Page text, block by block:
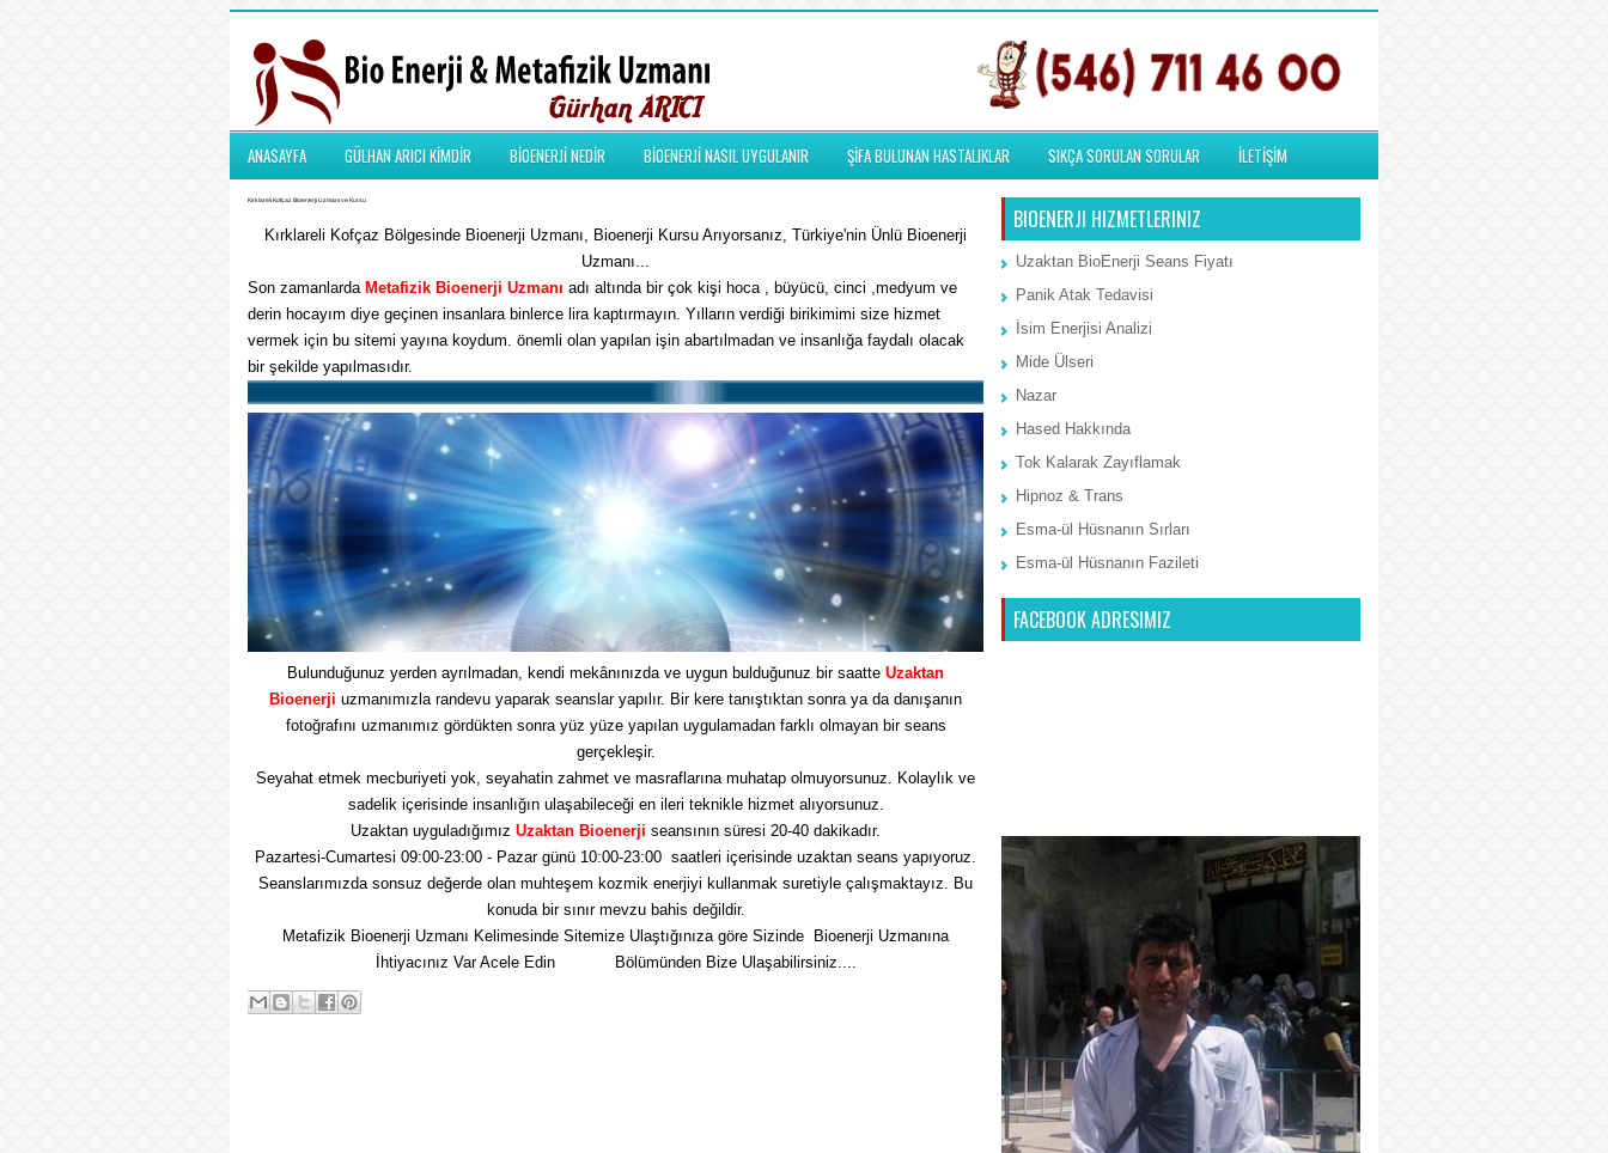
ANASAYFA GÜLHAN ARICI KİMDİR BİOENERJİ NEDİR BİOENERJİ NASIL UYGULANIR ŞİFA BULUNAN HASTALIKLAR SIKÇA SORULAN SORULAR İLETİŞİM
Kırklareli Kofçaz Bioenerji Uzmanı ve Kursu
Kırklareli Kofçaz Bölgesinde Bioenerji Uzmanı, Bioenerji Kursu Arıyorsanız, Türkiye'nin Ünlü Bioenerji
Uzmanı...
Son zamanlarda Metafizik Bioenerji Uzmanı adı altında bir çok kişi hoca , büyücü, cinci ,medyum ve
derin hocayım diye geçinen insanlara binlerce lira kaptırmayın. Yılların verdiği birikimimi size hizmet
vermek için bu sitemi yayına koydum. önemli olan yapılan işin abartılmadan ve insanlığa faydalı olacak
bir şekilde yapılmasıdır.
Bulunduğunuz yerden ayrılmadan, kendi mekânınızda ve uygun bulduğunuz bir saatte Uzaktan
Bioenerji uzmanımızla randevu yaparak seanslar yapılır. Bir kere tanıştıktan sonra ya da danışanın
fotoğrafını uzmanımız gördükten sonra yüz yüze yapılan uygulamadan farklı olmayan bir seans
gerçekleşir.
Seyahat etmek mecburiyeti yok, seyahatin zahmet ve masraflarına muhatap olmuyorsunuz. Kolaylık ve
sadelik içerisinde insanlığın ulaşabileceği en ileri teknikle hizmet alıyorsunuz.
Uzaktan uyguladığımız Uzaktan Bioenerji seansının süresi 20-40 dakikadır.
Pazartesi-Cumartesi 09:00-23:00 - Pazar günü 10:00-23:00 saatleri içerisinde uzaktan seans yapıyoruz.
Seanslarımızda sonsuz değerde olan muhteşem kozmik enerjiyi kullanmak suretiyle çalışmaktayız. Bu
konuda bir sınır mevzu bahis değildir.
Metafizik Bioenerji Uzmanı Kelimesinde Sitemize Ulaştığınıza göre Sizinde Bioenerji Uzmanına
İhtiyacınız Var Acele Edin
Bölümünden Bize Ulaşabilirsiniz....
BIOENERJI HIZMETLERINIZ
Uzaktan BioEnerji Seans Fiyatı
Panik Atak Tedavisi
İsim Enerjisi Analizi
Mide Ülseri
Nazar
Hased Hakkında
Tok Kalarak Zayıflamak
Hipnoz & Trans
Esma-ül Hüsnanın Sırları
Esma-ül Hüsnanın Fazileti
FACEBOOK ADRESIMIZ